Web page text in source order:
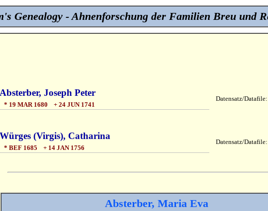
Genealogy - Ahnenforschung der Familien Breu und
Absterber, Joseph Peter
* 19 MAR 1680 + 24 JUN 1741
Datensatz/Datafile:
Würges (Virgis), Catharina
* BEF 1685 + 14 JAN 1756
Datensatz/Datafile:
Absterber, Maria Eva